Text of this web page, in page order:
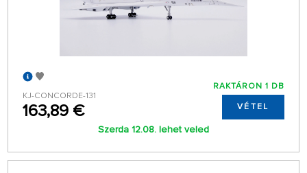
KJ-CONCORDE-131
163,89 €
RAKTÁRON 1 DB
VÉTEL
Szerda 12.08. lehet veled